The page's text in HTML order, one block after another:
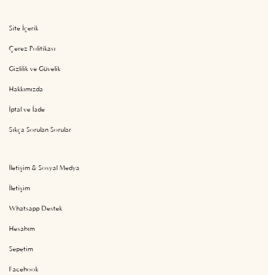
Site İçerik
Çerez Politikası
Gizlilik ve Güvelik
Hakkımızda
İptal ve İade
Sıkça Sorulan Sorular
İletişim & Sosyal Medya
İletişim
Whatsapp Destek
Hesabım
Sepetim
Facebook